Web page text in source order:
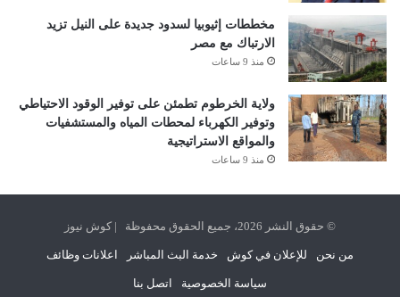
مخططات إثيوبيا لسدود جديدة على النيل تزيد
الارتباك مع مصر
منذ 9 ساعات
ولاية الخرطوم تطمئن على توفير الوقود الاحتياطي
وتوفير الكهرباء لمحطات المياه والمستشفيات
والمواقع الاستراتيجية
منذ 9 ساعات
© حقوق النشر 2026، جميع الحقوق محفوظة | كوش نيوز
من نحن للإعلان في كوش خدمة البث المباشر اعلانات وظائف
سياسة الخصوصية اتصل بنا